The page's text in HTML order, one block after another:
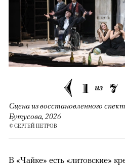
1 из 7
Сцена из восстановленного
Бутусова, 2026
© СЕРГЕЙ ПЕТРОВ
В «Чайке» есть «литовские»